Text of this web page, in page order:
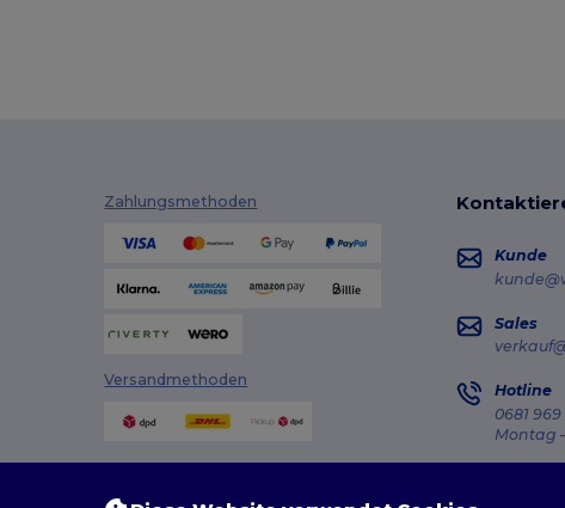
Zahlungsmethoden
Versandmethoden
Kunde
Sales
Hotline
0681 969
Montag